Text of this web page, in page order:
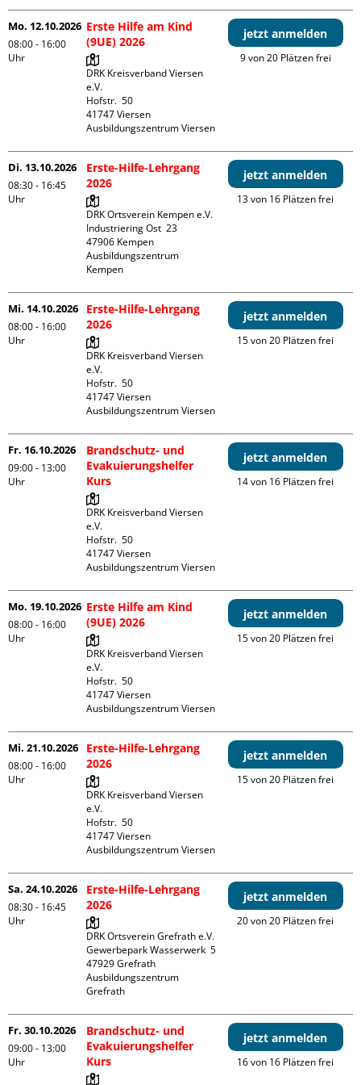
Mo. 12.10.2026
08:00 - 16:00
Uhr
Erste Hilfe am Kind
(9UE) 2026
DRK Kreisverband Viersen
e.V.
Hofstr.  50
41747 Viersen
Ausbildungszentrum Viersen
jetzt anmelden
9 von 20 Plätzen frei
Di. 13.10.2026
08:30 - 16:45
Uhr
Erste-Hilfe-Lehrgang
2026
DRK Ortsverein Kempen e.V.
Industriering Ost  23
47906 Kempen
Ausbildungszentrum
Kempen
jetzt anmelden
13 von 16 Plätzen frei
Mi. 14.10.2026
08:00 - 16:00
Uhr
Erste-Hilfe-Lehrgang
2026
DRK Kreisverband Viersen
e.V.
Hofstr.  50
41747 Viersen
Ausbildungszentrum Viersen
jetzt anmelden
15 von 20 Plätzen frei
Fr. 16.10.2026
09:00 - 13:00
Uhr
Brandschutz- und
Evakuierungshelfer
Kurs
DRK Kreisverband Viersen
e.V.
Hofstr.  50
41747 Viersen
Ausbildungszentrum Viersen
jetzt anmelden
14 von 16 Plätzen frei
Mo. 19.10.2026
08:00 - 16:00
Uhr
Erste Hilfe am Kind
(9UE) 2026
DRK Kreisverband Viersen
e.V.
Hofstr.  50
41747 Viersen
Ausbildungszentrum Viersen
jetzt anmelden
15 von 20 Plätzen frei
Mi. 21.10.2026
08:00 - 16:00
Uhr
Erste-Hilfe-Lehrgang
2026
DRK Kreisverband Viersen
e.V.
Hofstr.  50
41747 Viersen
Ausbildungszentrum Viersen
jetzt anmelden
15 von 20 Plätzen frei
Sa. 24.10.2026
08:30 - 16:45
Uhr
Erste-Hilfe-Lehrgang
2026
DRK Ortsverein Grefrath e.V.
Gewerbepark Wasserwerk  5
47929 Grefrath
Ausbildungszentrum
Grefrath
jetzt anmelden
20 von 20 Plätzen frei
Fr. 30.10.2026
09:00 - 13:00
Uhr
Brandschutz- und
Evakuierungshelfer
Kurs
jetzt anmelden
16 von 16 Plätzen frei